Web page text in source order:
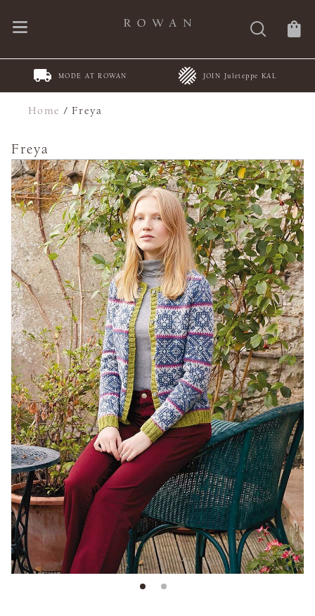
MODE AT ROWAN JOIN Juleteppe KAL
Home /Freya
Freya